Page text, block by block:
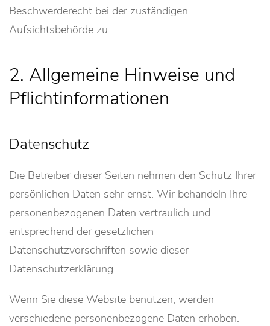
Beschwerderecht bei der zuständigen
Aufsichtsbehörde zu.
2. Allgemeine Hinweise und
Pflichtinformationen
Datenschutz
Die Betreiber dieser Seiten nehmen den Schutz Ihrer
persönlichen Daten sehr ernst. Wir behandeln Ihre
personenbezogenen Daten vertraulich und
entsprechend der gesetzlichen
Datenschutzvorschriften sowie dieser
Datenschutzerklärung.
Wenn Sie diese Website benutzen, werden
verschiedene personenbezogene Daten erhoben.